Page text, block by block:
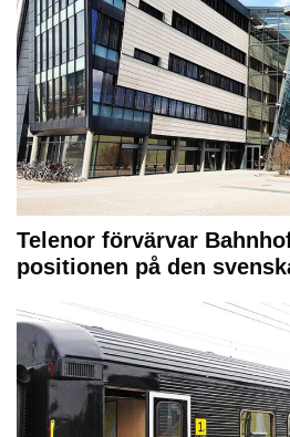
Telenor förvärvar
positionen på den